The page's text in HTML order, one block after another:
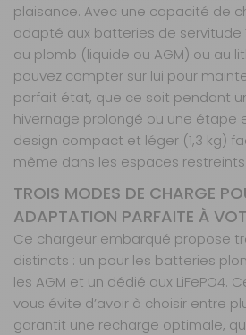
plaisance. Avec une capacité de
adapté aux batteries de servitude
au plomb (liquide ou AGM) ou au
pouvez compter sur lui pour
parfait état, que ce soit pendant
hivernage prolongé ou une étape
design compact et léger (1,3 kg)
même dans les espaces restreints.
TROIS MODES DE CHARGE
ADAPTATION PARFAITE À
Ce chargeur embarqué propose
distincts : un pour les batteries
les AGM et un dédié aux LiFePO4.
vous évite d’avoir à choisir entre
garantit une recharge optimale,